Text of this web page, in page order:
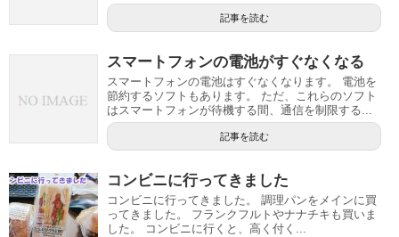
記事を読む
スマートフォンの電池がすぐなくなる
スマートフォンの電池はすぐなくなります。 電池を
節約するソフトもあります。 ただ、これらのソフト
はスマートフォンが待機する間、通信を制限する...
記事を読む
コンビニに行ってきました
コンビニに行ってきました。 調理パンをメインに買
ってきました。 フランクフルトやナナチキも買いま
した。 コンビニに行くと、高く付く...